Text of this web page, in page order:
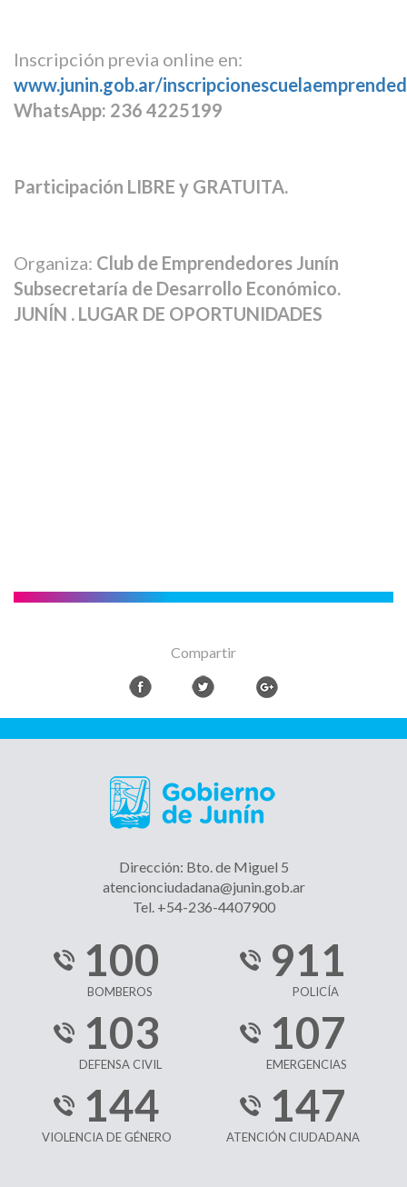
Inscripción previa online en:
www.junin.gob.ar/
WhatsApp: 236 4225199
Participación LIBRE y GRATUITA.
Organiza: Club de Emprendedores Junín
Subsecretaría de Desarrollo Económico.
JUNÍN . LUGAR DE OPORTUNIDADES
Compartir
Dirección: Bto. de Miguel 5
atencionciudadana@junin.gob.ar
Tel. +54-236-4407900
100
BOMBEROS
911
POLICÍA
103
DEFENSA CIVIL
107
EMERGENCIAS
144
VIOLENCIA DE GÉNERO
147
ATENCIÓN CIUDADANA